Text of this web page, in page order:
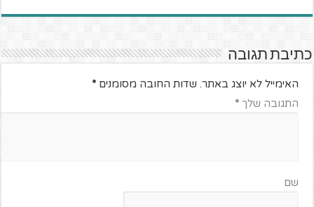
כתיבת תגובה
האימייל לא יוצג באתר. שדות החובה מסומנים*
התגובה שלך*
שם